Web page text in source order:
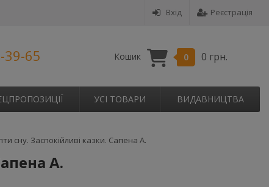
Вхід Реєстрація
39-65 Кошик 0 0 грн.
УСІ ТОВАРИ ВИДАВНИЦТВА
сну. Заспокійливі казки. Сапена А.
А.